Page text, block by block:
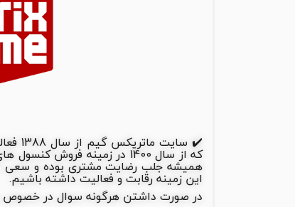
✔️
که از سال 1400 در زمینه
همیشه جلب رضایت مشتری بوده و سعی
این زمینه رقابت و فعالیت داشته باشیم.
در صورت داشتن هرگونه سوال در خصوص